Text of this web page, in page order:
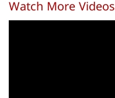
Watch More Videos